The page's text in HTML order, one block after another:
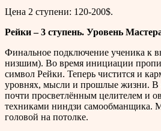
Цена 2 ступени: 120-200$.
Рейки – 3 ступень. Уровень
Финальное подключение ученика к
низшим). Во время инициации
символ Рейки. Теперь чистится и
уровнях, мысли и прошлые жизни. В
почти просветлённым целителем и
техниками ниндзи самообманщика.
головой на потолке.